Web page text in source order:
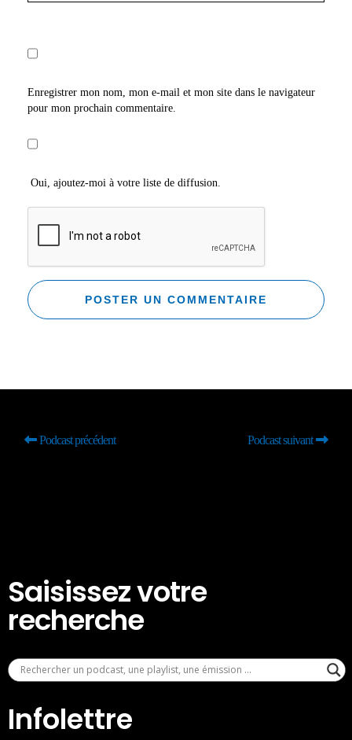
Enregistrer mon nom, mon e-mail et mon site dans le navigateur
pour mon prochain commentaire.
Oui, ajoutez-moi à votre liste de diffusion.
Podcast précédent Podcast suivant
Saisissez votre
recherche
Infolettre